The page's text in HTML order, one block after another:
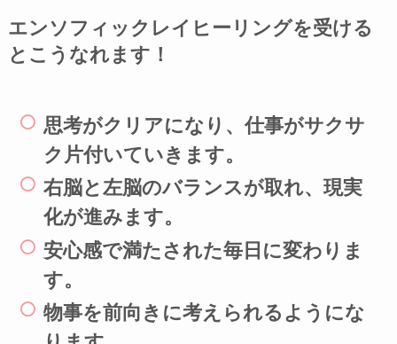
エンソフィックレイヒーリングを受ける
とこうなれます！
思考がクリアになり、仕事がサクサ
ク片付いていきます。
右脳と左脳のバランスが取れ、現実
化が進みます。
安心感で満たされた毎日に変わりま
す。
物事を前向きに考えられるようにな